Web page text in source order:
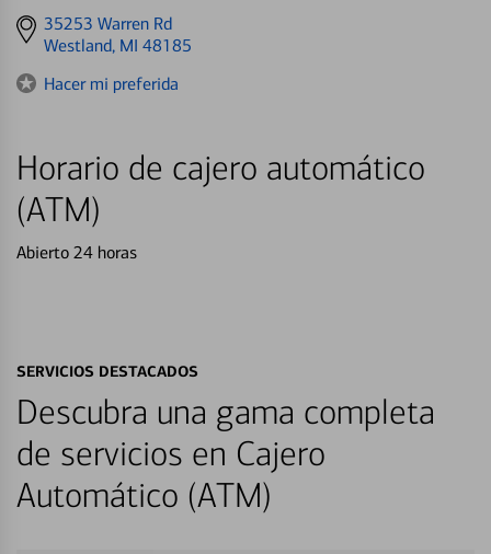
Get
directions
35253 Warren Rd
Westland, MI 48185
Hacer mi preferida
Horario de cajero automático
(ATM)
Abierto 24 horas
SERVICIOS DESTACADOS
Descubra una gama completa
de servicios en Cajero
Automático (ATM)